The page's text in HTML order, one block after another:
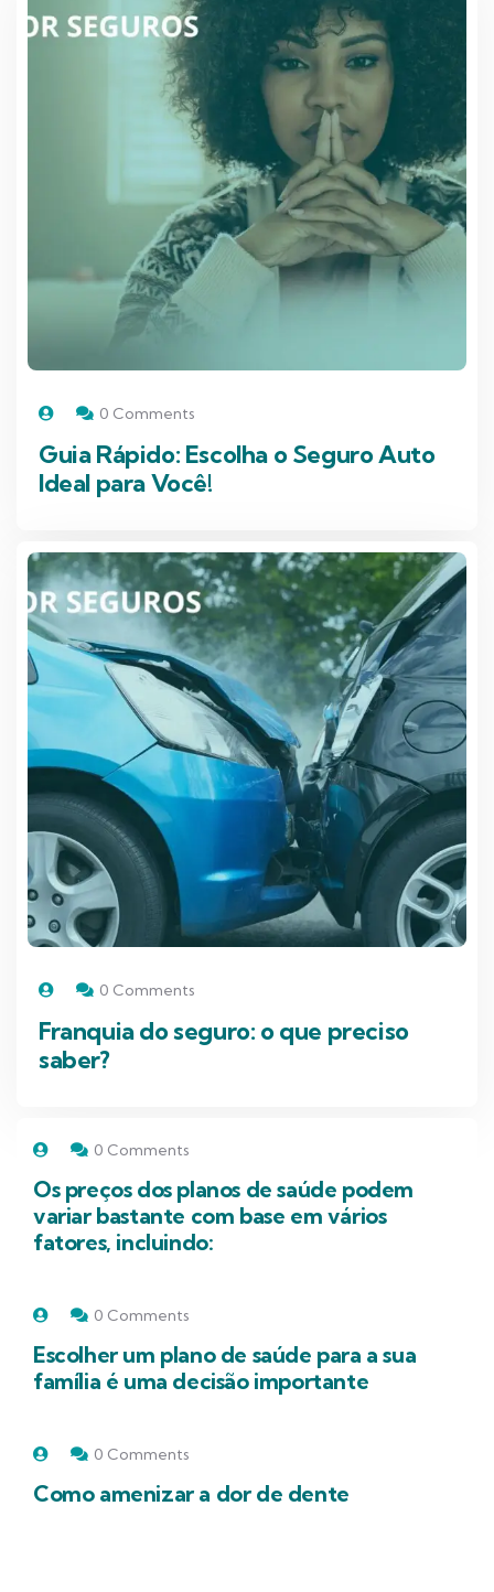
0 Comments
Guia Rápido: Escolha o Seguro Auto
Ideal para Você!
0 Comments
Franquia do seguro: o que preciso
saber?
0 Comments
Os preços dos planos de saúde podem
variar bastante com base em vários
fatores, incluindo:
0 Comments
Escolher um plano de saúde para a sua
família é uma decisão importante
0 Comments
Como amenizar a dor de dente